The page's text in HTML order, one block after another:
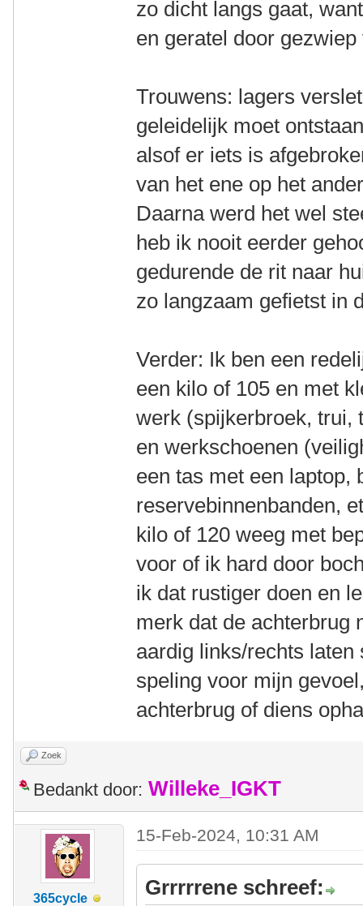
zo dicht langs gaat,
en geratel door
Trouwens: lagers
geleidelijk moet
alsof er iets is
van het ene op het
Daarna werd het wel
heb ik nooit eerder
gedurende de rit naar
zo langzaam gefietst in
Verder: Ik ben een
een kilo of 105 en met
werk (spijkerbroek, trui,
en werkschoenen
een tas met een laptop,
reservebinnenbanden,
kilo of 120 weeg met
voor of ik hard door
ik dat rustiger doen en
merk dat de achterbrug
aardig links/rechts
speling voor mijn
achterbrug of diens
Zoek
Bedankt door: Willeke_IGKT
365cycle
15-Feb-2024, 10:31 AM
Grrrrrene schreef: